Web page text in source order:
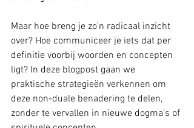
Maar hoe breng je zo'n radicaal inzicht
over? Hoe communiceer je iets dat per
definitie voorbij woorden en concepten
ligt? In deze blogpost gaan we
praktische strategieën verkennen om
deze non-duale benadering te delen,
zonder te vervallen in nieuwe dogma's of